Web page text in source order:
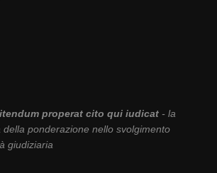
properat cito qui iudicat- la
della ponderazione nello svolgimento
giudiziaria